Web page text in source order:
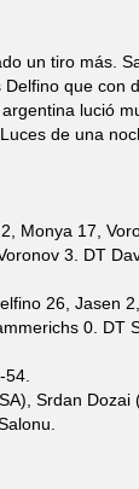
un tiro más.
que con
lució
de una
Monya 17,
3. DT
26, Jasen
0. DT
Srdan Dozai